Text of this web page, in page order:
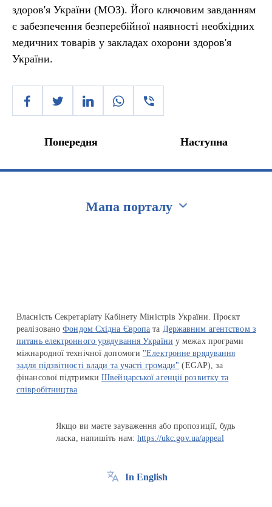
здоров'я України (МОЗ). Його ключовим завданням
є забезпечення безперебійної наявності необхідних
медичних товарів у закладах охорони здоров'я
України.
Попередня Наступна
Мапа порталу
Власність Секретаріату Кабінету Міністрів України. Проєкт
реалізованоФондом Східна Європа та Державним агентством з
питань електронного урядування України у межах програми
міжнародної технічної допомоги "Електронне врядування
задля підзвітності влади та участі громади" (EGAP), за
фінансової підтримкиШвейцарської агенції розвитку та
співробітництва
Якщо ви маєте зауваження або пропозиції, будь
ласка, напишіть нам:https://ukc.gov.ua/appeal
In English